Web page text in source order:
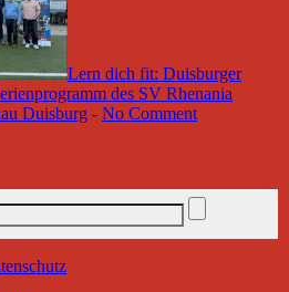
Lern dich fit: Duisburger
des SV Rhenania
Duisburg - No Comment